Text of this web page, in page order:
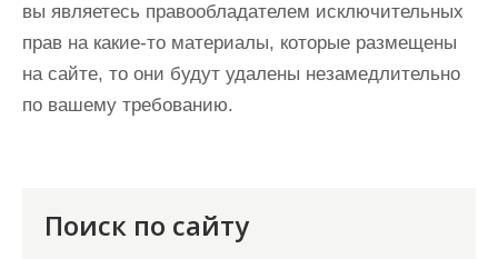
вы являетесь правообладателем исключительных
прав на какие-то материалы, которые размещены
на сайте, то они будут удалены незамедлительно
по вашему требованию.
Поиск по сайту